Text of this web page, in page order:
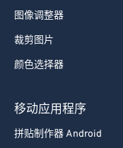
图像调整器
裁剪图片
颜色选择器
移动应用程序
拼贴制作器 Android